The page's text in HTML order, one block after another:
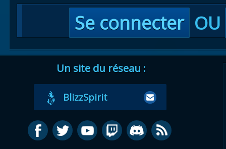
Se connecter OU
Un site du réseau :
BlizzSpirit